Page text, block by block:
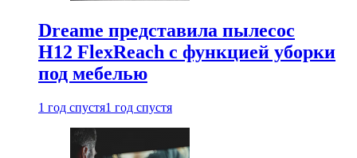
Dreame представила пылесос
H12 FlexReach с функцией уборки
под мебелью
1 год спустя1 год спустя